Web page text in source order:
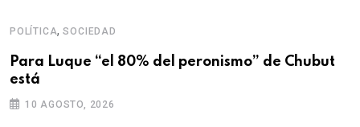
POLÍTICA,SOCIEDAD
Para Luque “el 80% del peronismo” de Chubut
está
10 AGOSTO, 2026